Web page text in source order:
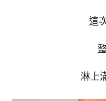
這
淋上